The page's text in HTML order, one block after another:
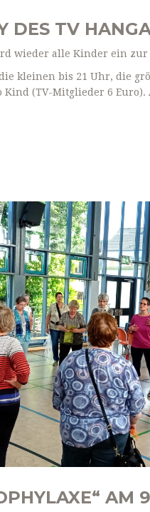
DES TV
wieder alle Kinder ein
kleinen bis 21 Uhr, die
(TV-Mitglieder 6
AM